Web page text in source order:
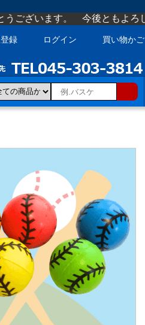
ともよろしくお願いします。
録 ログイン 買い物かご